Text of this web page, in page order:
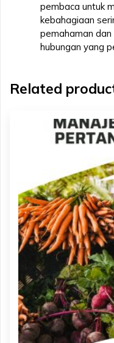
pembaca untuk
kebahagiaan
pemahaman
hubungan yang
Related